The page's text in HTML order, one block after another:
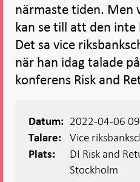
närmaste tiden. Men
kan se till att den
Det sa vice
när han idag talade
konferens Risk and
Datum: 2022-04-06
Talare: Vice
Plats:
DI Risk and
Stockholm